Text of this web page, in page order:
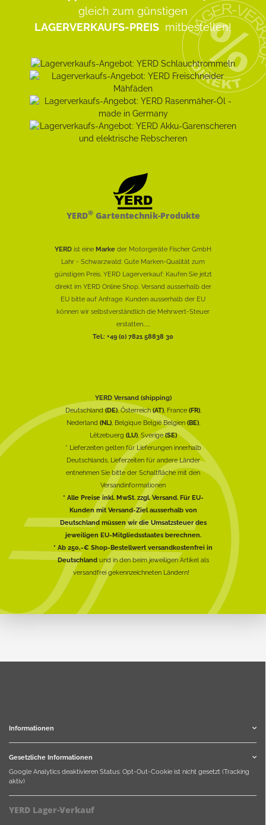
gleich zum günstigen
LAGERVERKAUFS-PREIS mitbestellen!
YERD®Gartentechnik-Produkte
YERD ist eine Marke der Motorgeräte Fischer GmbH
Lahr - Schwarzwald: Gute Marken-Qualität zum
günstigen Preis. YERD Lagerverkauf: Kaufen Sie jetzt
direkt im YERD Online Shop. Versand ausserhalb der
EU bitte auf Anfrage. Kunden ausserhalb der EU
können wir selbstverständlich die Mehrwert-Steuer
erstatten......
Tel.: +49 (0) 7821 58838 30
YERD Versand (shipping)
Deutschland(DE), Österreich(AT), France (FR),
Nederland (NL), Belgique België Belgien (BE),
Lëtzebuerg (LU), Sverige(SE)
* Lieferzeiten gelten für Lieferungen innerhalb
Deutschlands, Lieferzeiten für andere Länder
entnehmen Sie bitte der Schaltfläche mit den
Versandinformationen
* Alle Preise inkl. MwSt. zzgl. Versand. Für EU-
Kunden mit Versand-Ziel ausserhalb von
Deutschland müssen wir die Umsatzsteuer des
jeweiligen EU-Mitgliedsstaates berechnen.
* Ab 250,-€ Shop-Bestellwert versandkostenfrei in
Deutschlandund in den beim jeweiligen Artikel als
versandfrei gekennzeichneten Ländern!
Informationen
Gesetzliche Informationen
Google Analytics deaktivieren Status: Opt-Out-Cookie ist nicht gesetzt (Tracking
aktiv)
YERD Lager-Verkauf